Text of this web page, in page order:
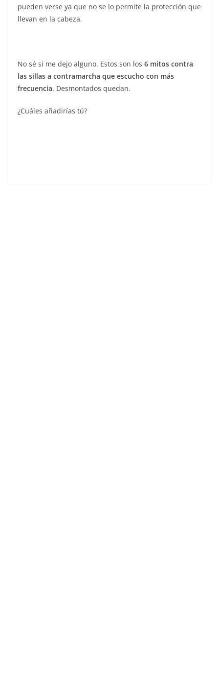
pueden verse ya que no se lo permite la protección que
llevan en la cabeza.
No sé si me dejo alguno. Estos son los 6 mitos contra
las sillas a contramarcha que escucho con más
frecuencia. Desmontados quedan.
¿Cuáles añadirías tú?